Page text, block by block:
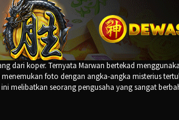
dari koper. Ternyata Marwan bertekad
foto dengan angka-angka misterius
melibatkan seorang pengusaha yang sangat